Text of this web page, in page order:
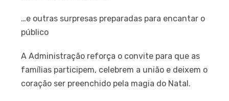
…e outras surpresas preparadas para encantar o
público
A Administração reforça o convite para que as
famílias participem, celebrem a união e deixem o
coração ser preenchido pela magia do Natal.